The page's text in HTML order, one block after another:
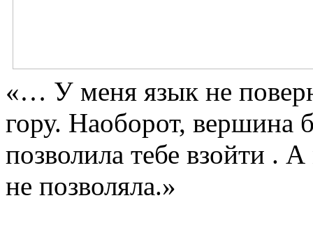
«… У меня язык не
гору. Наоборот, вершина
позволила тебе взойти .
не позволяла.»